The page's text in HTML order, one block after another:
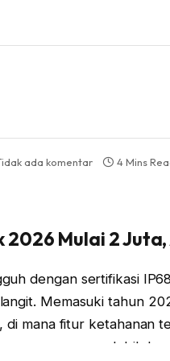
ada komentar 4 Mins
2026 Mulai 2
dengan sertifikasi
Memasuki tahun
di mana fitur ketahanan
pasar yang lebih